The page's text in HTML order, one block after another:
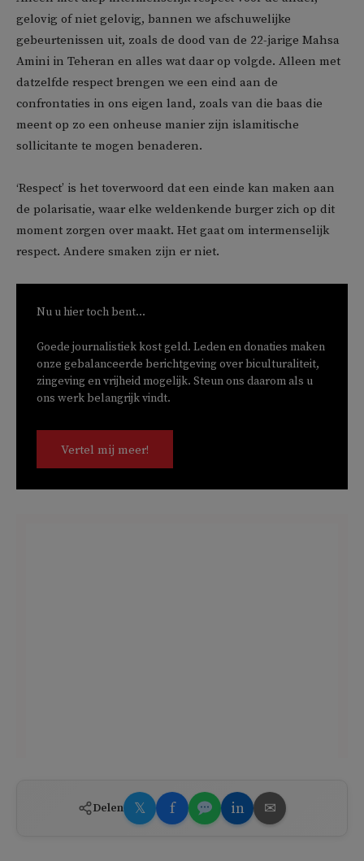
gelovig of niet gelovig, bannen we afschuwelijke
gebeurtenissen uit, zoals de dood van de 22-jarige Mahsa
Amini in Teheran en alles wat daar op volgde. Alleen met
datzelfde respect brengen we een eind aan de
confrontaties in ons eigen land, zoals van die baas die
meent op zo een onheuse manier zijn islamitische
sollicitante te mogen benaderen.
‘Respect’ is het toverwoord dat een einde kan maken aan
de polarisatie, waar elke weldenkende burger zich op dit
moment zorgen over maakt. Het gaat om intermenselijk
respect. Andere smaken zijn er niet.
Nu u hier toch bent...
Goede journalistiek kost geld. Leden en donaties maken
onze gebalanceerde berichtgeving over biculturaliteit,
zingeving en vrijheid mogelijk. Steun ons daarom als u
ons werk belangrijk vindt.
Vertel mij meer!
Delen 𝕏 f in ✉